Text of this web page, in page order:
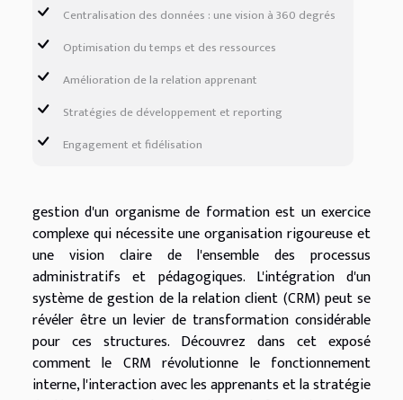
Centralisation des données : une vision à 360 degrés
Optimisation du temps et des ressources
Amélioration de la relation apprenant
Stratégies de développement et reporting
Engagement et fidélisation
gestion d'un organisme de formation est un exercice
complexe qui nécessite une organisation rigoureuse et
une vision claire de l'ensemble des processus
administratifs et pédagogiques. L'intégration d'un
système de gestion de la relation client (CRM) peut se
révéler être un levier de transformation considérable
pour ces structures. Découvrez dans cet exposé
comment le CRM révolutionne le fonctionnement
interne, l'interaction avec les apprenants et la stratégie